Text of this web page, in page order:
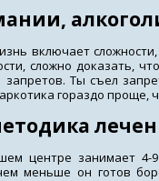
включает
сложно доказать,
Ты съел
гораздо проще,
центре занимает
меньше он готов